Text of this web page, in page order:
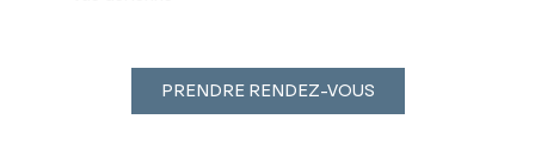
PRENDRE RENDEZ-VOUS